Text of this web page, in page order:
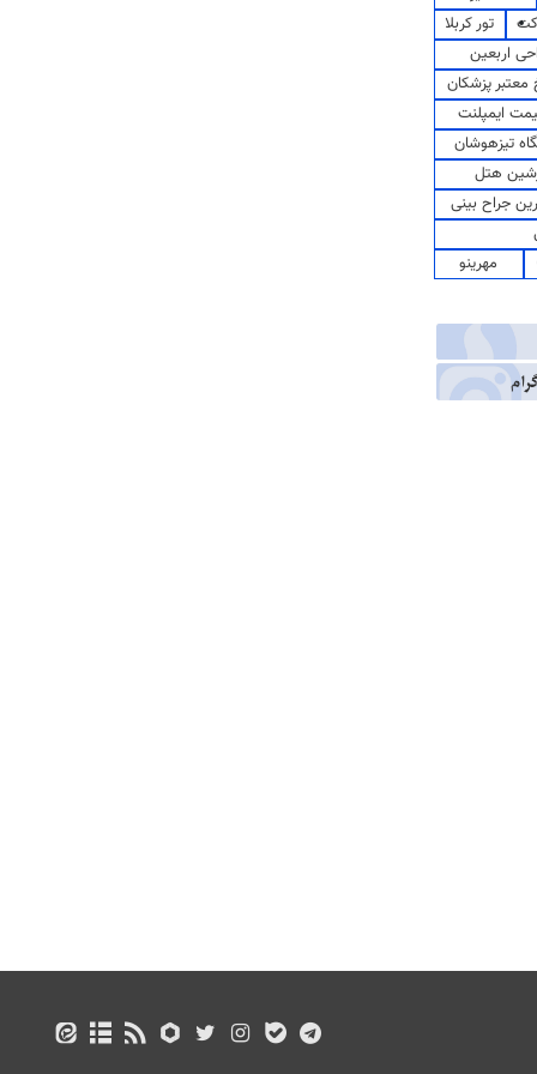
تور کربلا
اربعین
پزشکان
ایمپلنت
تیزهوشان
هتل
جراح بینی
مهرینو